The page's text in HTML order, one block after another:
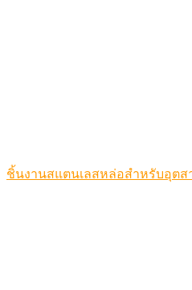
ชิ้นงานสแตนเลสหล่อสำหรับอุตส